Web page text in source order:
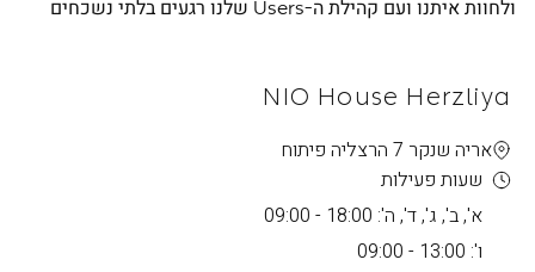
ולחוות איתנו ועם קהילת ה-Users שלנו רגעים בלתי נשכחים
NIO House Herzliya
אריה שנקר 7 הרצליה פיתוח
שעות פעילות
א', ב', ג', ד', ה': 18:00 - 09:00
ו': 13:00 - 09:00